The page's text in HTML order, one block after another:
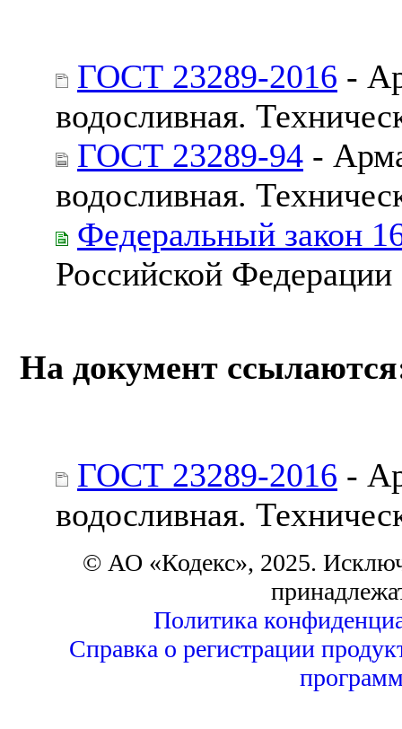
ГОСТ 23289-2016 -
водосливная.
ГОСТ 23289-94 -
водосливная.
Федеральный закон
Российской Федерации
На документ
ГОСТ 23289-2016 -
водосливная.
© АО «Кодекс», 2025.
Политика
Справка о регистрации